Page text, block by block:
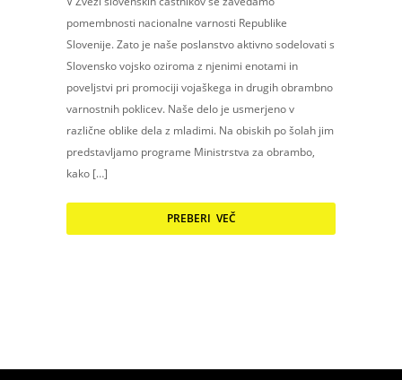
pomembnosti nacionalne varnosti Republike
Slovenije. Zato je naše poslanstvo aktivno sodelovati s
Slovensko vojsko oziroma z njenimi enotami in
poveljstvi pri promociji vojaškega in drugih obrambno
varnostnih poklicev. Naše delo je usmerjeno v
različne oblike dela z mladimi. Na obiskih po šolah jim
predstavljamo programe Ministrstva za obrambo,
kako […]
PREBERI VEČ